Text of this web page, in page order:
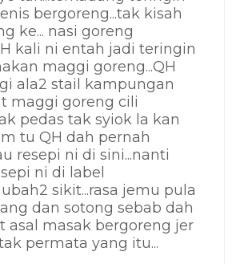
bergoreng...tak kisah
ke... nasi goreng
kali ni entah jadi teringin
maggi goreng...QH
ala2 stail kampungan
maggi goreng cili
pedas tak syiok la kan
tu QH dah pernah
resepi ni di sini...nanti
ni di label
sikit...rasa jemu pula
dan sotong sebab dah
asal masak bergoreng jer
permata yang itu...